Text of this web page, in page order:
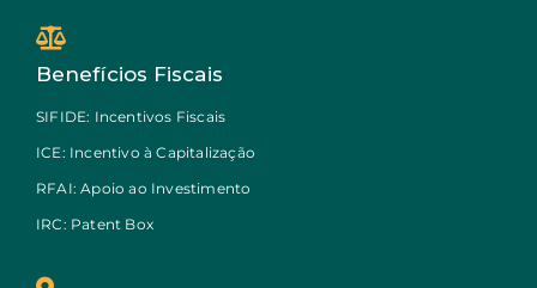
Benefícios Fiscais
SIFIDE: Incentivos Fiscais
ICE: Incentivo à Capitalização
RFAI: Apoio ao Investimento
IRC: Patent Box